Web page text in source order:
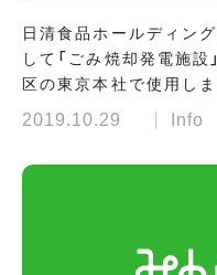
日清食品ホールディン
して「ごみ焼却発電施
区の東京本社で使用し
2019.10.29 Info